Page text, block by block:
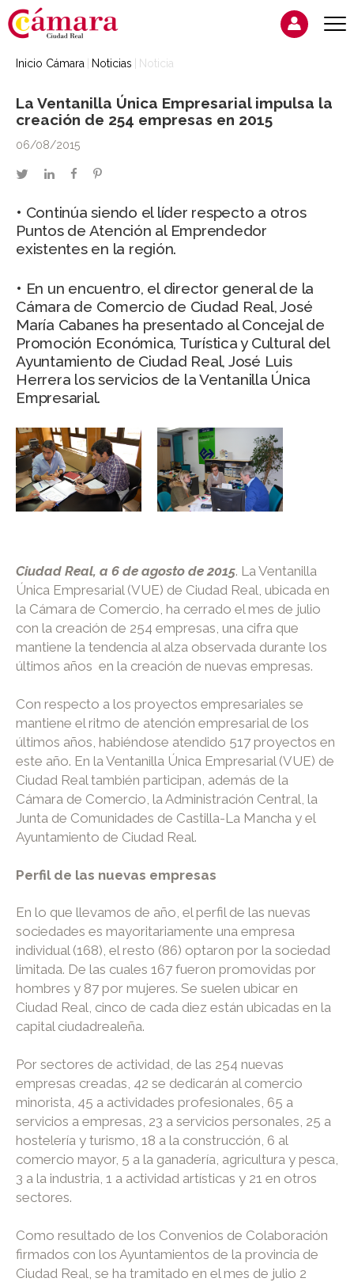
Inicio Cámara Noticias Noticia
La Ventanilla Única Empresarial impulsa la
creación de 254 empresas en 2015
06/08/2015
twitterlinkedinfacebookpinterest
• Continúa siendo el líder respecto a otros
Puntos de Atención al Emprendedor
existentes en la región.
• En un encuentro, el director general de la
Cámara de Comercio de Ciudad Real, José
María Cabanes ha presentado al Concejal de
Promoción Económica, Turística y Cultural del
Ayuntamiento de Ciudad Real, José Luis
Herrera los servicios de la Ventanilla Única
Empresarial.
Ciudad Real, a 6 de agosto de 2015. La Ventanilla
Única Empresarial (VUE) de Ciudad Real, ubicada en
la Cámara de Comercio, ha cerrado el mes de julio
con la creación de 254 empresas, una cifra que
mantiene la tendencia al alza observada durante los
últimos años en la creación de nuevas empresas.
Con respecto a los proyectos empresariales se
mantiene el ritmo de atención empresarial de los
últimos años, habiéndose atendido 517 proyectos en
este año. En la Ventanilla Única Empresarial (VUE) de
Ciudad Real también participan, además de la
Cámara de Comercio, la Administración Central, la
Junta de Comunidades de Castilla-La Mancha y el
Ayuntamiento de Ciudad Real.
Perfil de las nuevas empresas
En lo que llevamos de año, el perfil de las nuevas
sociedades es mayoritariamente una empresa
individual (168), el resto (86) optaron por la sociedad
limitada. De las cuales 167 fueron promovidas por
hombres y 87 por mujeres. Se suelen ubicar en
Ciudad Real, cinco de cada diez están ubicadas en la
capital ciudadrealeña.
Por sectores de actividad, de las 254 nuevas
empresas creadas, 42 se dedicarán al comercio
minorista, 45 a actividades profesionales, 65 a
servicios a empresas, 23 a servicios personales, 25 a
hostelería y turismo, 18 a la construcción, 6 al
comercio mayor, 5 a la ganadería, agricultura y pesca,
3 a la industria, 1 a actividad artísticas y 21 en otros
sectores.
Como resultado de los Convenios de Colaboración
firmados con los Ayuntamientos de la provincia de
Ciudad Real, se ha tramitado en el mes de julio 2